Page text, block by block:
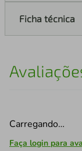
Ficha técnica
Carregando…
Faça login para